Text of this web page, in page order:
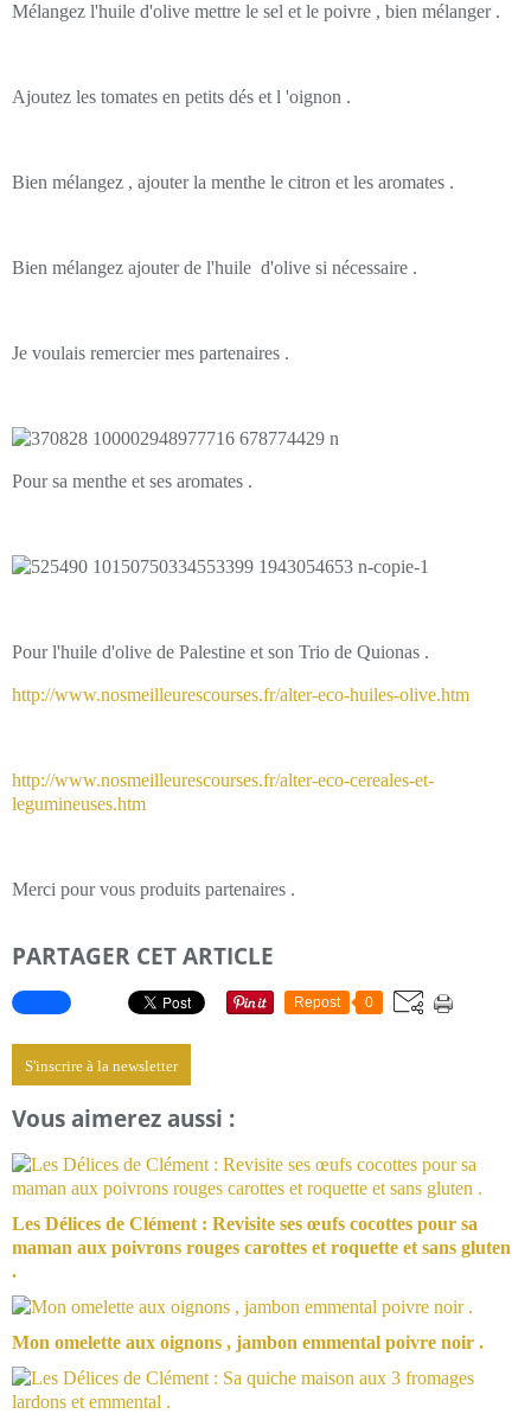
Mélangez l'huile d'olive mettre le sel et le poivre , bien mélanger .
Ajoutez les tomates en petits dés et l 'oignon .
Bien mélangez , ajouter la menthe le citron et les aromates .
Bien mélangez ajouter de l'huile d'olive si nécessaire .
Je voulais remercier mes partenaires .
Pour sa menthe et ses aromates .
Pour l'huile d'olive de Palestine et son Trio de Quionas .
http://www.nosmeilleurescourses.fr/alter-eco-huiles-olive.htm
http://www.nosmeilleurescourses.fr/alter-eco-cereales-et-
legumineuses.htm
Merci pour vous produits partenaires .
PARTAGER CET ARTICLE
Repost 0
S'inscrire à la newsletter
Vous aimerez aussi :
Les Délices de Clément : Revisite ses œufs cocottes pour sa
maman aux poivrons rouges carottes et roquette et sans gluten
.
Mon omelette aux oignons , jambon emmental poivre noir .